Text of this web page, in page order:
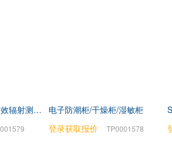
登录获取报价
TP0001578